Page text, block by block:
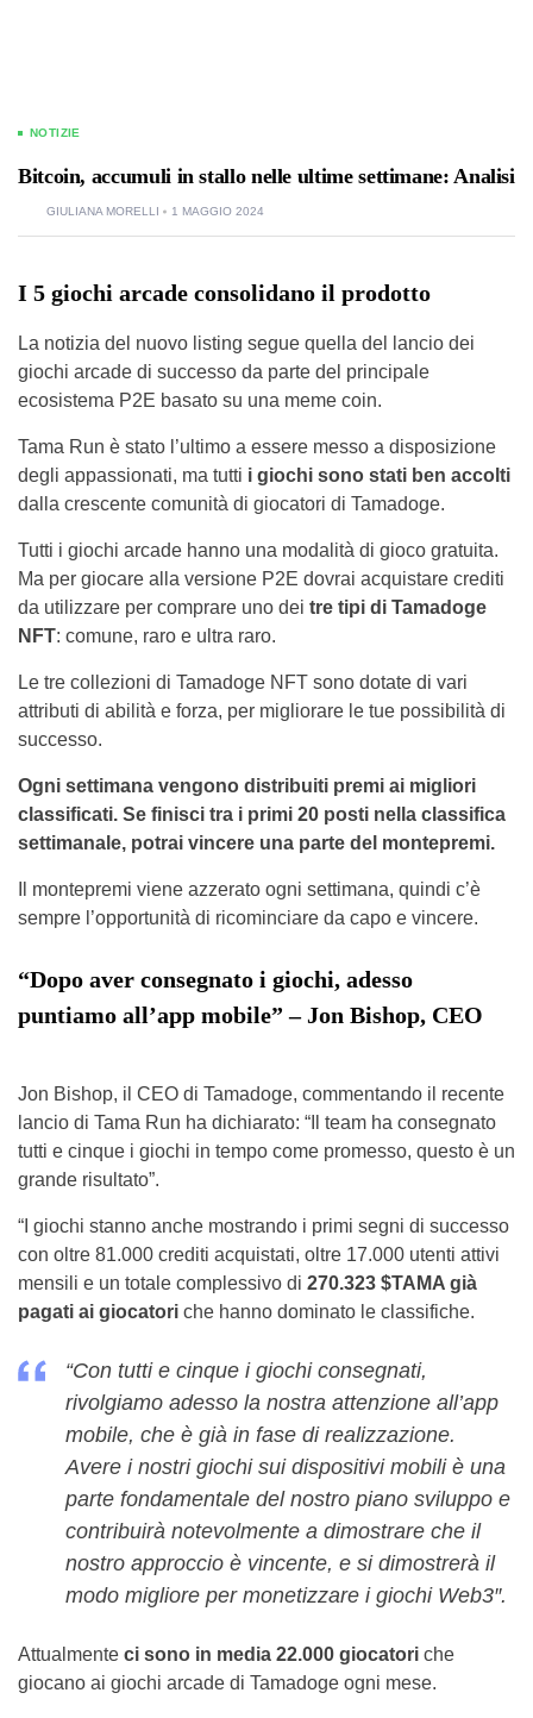
NOTIZIE
Bitcoin, accumuli in stallo nelle ultime settimane: Analisi
GIULIANA MORELLI 1 MAGGIO 2024
I 5 giochi arcade consolidano il prodotto
La notizia del nuovo listing segue quella del lancio dei
giochi arcade di successo da parte del principale
ecosistema P2E basato su una meme coin.
Tama Run è stato l’ultimo a essere messo a disposizione
degli appassionati, ma tutti i giochi sono stati ben accolti
dalla crescente comunità di giocatori di Tamadoge.
Tutti i giochi arcade hanno una modalità di gioco gratuita.
Ma per giocare alla versione P2E dovrai acquistare crediti
da utilizzare per comprare uno dei tre tipi di Tamadoge
NFT: comune, raro e ultra raro.
Le tre collezioni di Tamadoge NFT sono dotate di vari
attributi di abilità e forza, per migliorare le tue possibilità di
successo.
Ogni settimana vengono distribuiti premi ai migliori
classificati. Se finisci tra i primi 20 posti nella classifica
settimanale, potrai vincere una parte del montepremi.
Il montepremi viene azzerato ogni settimana, quindi c’è
sempre l’opportunità di ricominciare da capo e vincere.
“Dopo aver consegnato i giochi, adesso
puntiamo all’app mobile” – Jon Bishop, CEO
Jon Bishop, il CEO di Tamadoge, commentando il recente
lancio di Tama Run ha dichiarato: “Il team ha consegnato
tutti e cinque i giochi in tempo come promesso, questo è un
grande risultato”.
“I giochi stanno anche mostrando i primi segni di successo
con oltre 81.000 crediti acquistati, oltre 17.000 utenti attivi
mensili e un totale complessivo di 270.323 $TAMA già
pagati ai giocatori che hanno dominato le classifiche.
“Con tutti e cinque i giochi consegnati,
rivolgiamo adesso la nostra attenzione all’app
mobile, che è già in fase di realizzazione.
Avere i nostri giochi sui dispositivi mobili è una
parte fondamentale del nostro piano sviluppo e
contribuirà notevolmente a dimostrare che il
nostro approccio è vincente, e si dimostrerà il
modo migliore per monetizzare i giochi Web3″.
Attualmente ci sono in media 22.000 giocatori che
giocano ai giochi arcade di Tamadoge ogni mese.